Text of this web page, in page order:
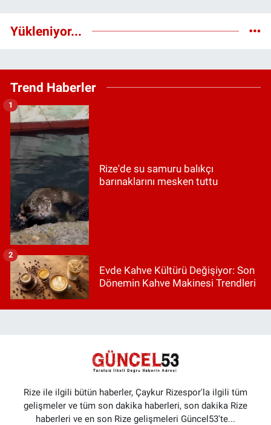
Yükleniyor...
Trend Haberler
Rize'de su samuru balıkçı
barınaklarını mesken tuttu
1
Evde Kahve Kültürü Değişiyor: Son
Dönemin Kahve Makinesi Trendleri
2
Rize ile ilgili bütün haberler, Çaykur Rizespor'la ilgili tüm
gelişmeler ve tüm son dakika haberleri, son dakika Rize
haberleri ve en son Rize gelişmeleri Güncel53'te...